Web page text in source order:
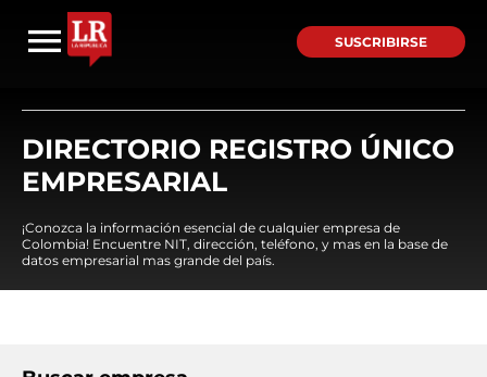
SUSCRIBIRSE
DIRECTORIO REGISTRO ÚNICO
EMPRESARIAL
¡Conozca la información esencial de cualquier empresa de
Colombia! Encuentre NIT, dirección, teléfono, y mas en la base de
datos empresarial mas grande del país.